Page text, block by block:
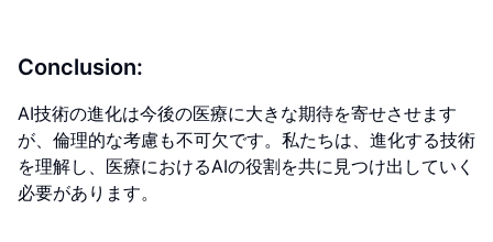
Conclusion:
AI技術の進化は今後の医療に大きな期待を寄せさせます
が、倫理的な考慮も不可欠です。私たちは、進化する技術
を理解し、医療におけるAIの役割を共に見つけ出していく
必要があります。